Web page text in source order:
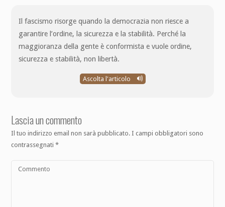
Il fascismo risorge quando la democrazia non riesce a
garantire l’ordine, la sicurezza e la stabilità. Perché la
maggioranza della gente è conformista e vuole ordine,
sicurezza e stabilità, non libertà.
Ascolta l'articolo
Lascia un commento
Il tuo indirizzo email non sarà pubblicato. I campi obbligatori sono
contrassegnati*